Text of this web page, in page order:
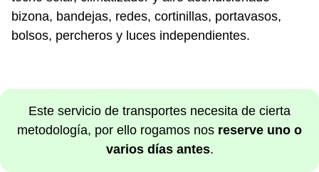
bizona, bandejas, redes, cortinillas, portavasos,
bolsos, percheros y luces independientes.
Este servicio de transportes necesita de cierta
metodología, por ello rogamos nos reserve uno o
varios días antes.